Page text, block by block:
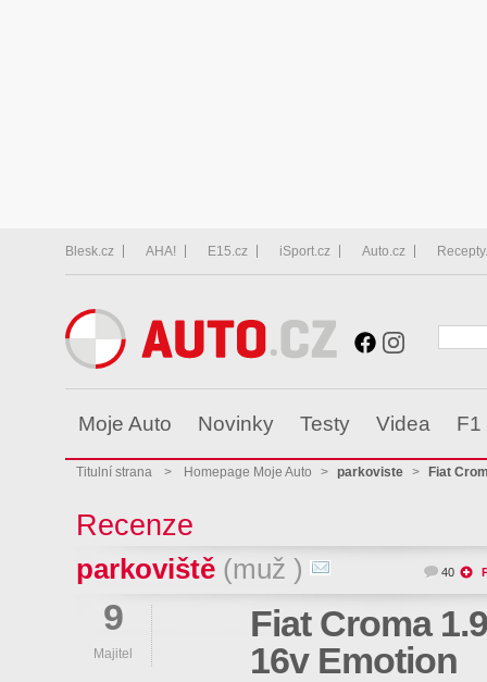
Blesk.cz AHA! E15.cz iSport.cz Auto.cz
Moje Auto Novinky Testy Videa F1
Titulní strana > Homepage Moje Auto > parkoviste > Fiat
Recenze
parkoviště (muž ) 40
9
Majitel
Fiat Croma
16v Emotion